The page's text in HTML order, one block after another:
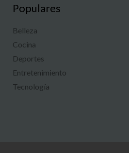
Populares
Belleza
Cocina
Deportes
Entretenimiento
Tecnología